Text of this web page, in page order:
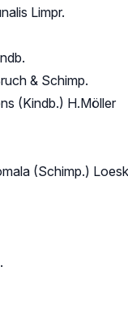
Limpr.
& Schimp.
(Kindb.) H.Möller
(Schimp.)